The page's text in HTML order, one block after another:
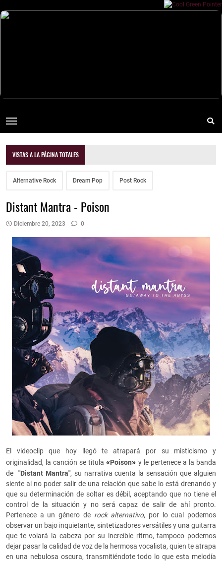
VISTAS A LA PÁGINA TOTALES
Alternative Rock Dream Pop Post Rock
Distant Mantra - Poison
Diciembre 20, 2023 0
El videoclip que hoy llegó te atrapará por su misticismo y
originalidad, la canción se titula «Poison» y le pertenece a la banda
de "Distant Mantra", su narrativa cuenta la sensación que alguien
siente al no poder salir de una relación que sabe lo está drenando y
que su determinación de soltar es débil, aceptando que no tiene el
control de la situación y no será capaz de salir de ahí pronto.
Pertenece a un género de rock alternativo, por lo cual podemos
observar un bajo inquietante, sintetizadores versátiles y una guitarra
que te volará la cabeza por su increíble ritmo, tampoco podemos
dejar pasar la calidad de voz de la hermosa vocalista, quien te atrapa
en una nebulosa oscura, transmitiéndote todo lo que esta melodía